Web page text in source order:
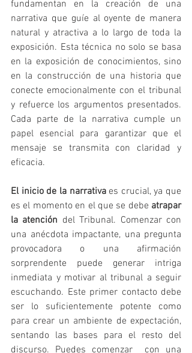
fundamentan en la creación de una
narrativa que guíe al oyente de manera
natural y atractiva a lo largo de toda la
exposición. Esta técnica no solo se basa
en la exposición de conocimientos, sino
en la construcción de una historia que
conecte emocionalmente con el tribunal
y refuerce los argumentos presentados.
Cada parte de la narrativa cumple un
papel esencial para garantizar que el
mensaje se transmita con claridad y
eficacia.
El inicio de la narrativa es crucial, ya que
es el momento en el que se debe atrapar
la atención del Tribunal. Comenzar con
una anécdota impactante, una pregunta
provocadora o una afirmación
sorprendente puede generar intriga
inmediata y motivar al tribunal a seguir
escuchando. Este primer contacto debe
ser lo suficientemente potente como
para crear un ambiente de expectación,
sentando las bases para el resto del
discurso. Puedes comenzar  con una